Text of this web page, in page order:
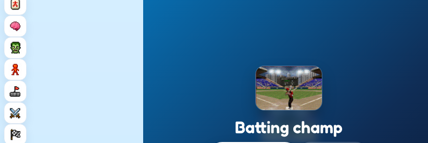
Batting champ